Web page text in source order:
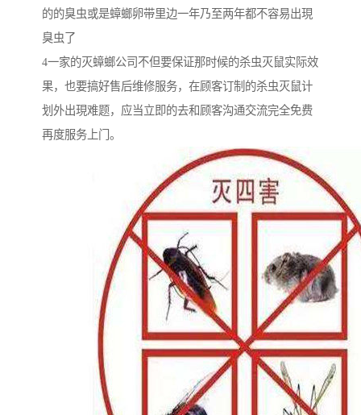
的的臭虫或是蟑螂卵带里边一年乃至两年都不容易出現
臭虫了
4一家的灭蟑螂公司不但要保证那时候的杀虫灭鼠实际效
果，也要搞好售后维修服务，在顾客订制的杀虫灭鼠计
划外出現难题，应当立即的去和顾客沟通交流完全免费
再度服务上门。